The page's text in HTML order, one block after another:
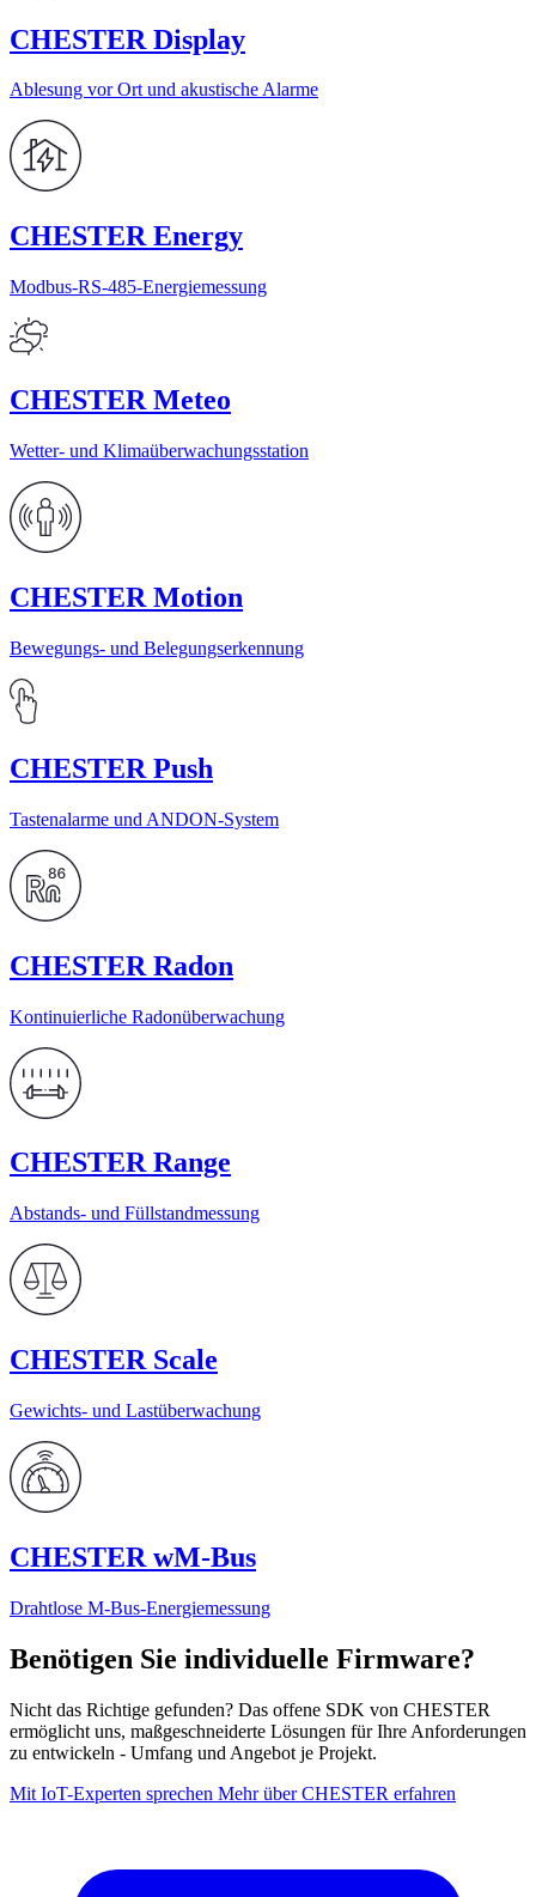
CHESTER Display
Ablesung vor Ort und akustische Alarme
CHESTER Energy
Modbus-RS-485-Energiemessung
CHESTER Meteo
Wetter- und Klimaüberwachungsstation
CHESTER Motion
Bewegungs- und Belegungserkennung
CHESTER Push
Tastenalarme und ANDON-System
CHESTER Radon
Kontinuierliche Radonüberwachung
CHESTER Range
Abstands- und Füllstandmessung
CHESTER Scale
Gewichts- und Lastüberwachung
CHESTER wM-Bus
Drahtlose M‑Bus-Energiemessung
Benötigen Sie individuelle Firmware?
Nicht das Richtige gefunden? Das offene SDK von CHESTER
ermöglicht uns, maßgeschneiderte Lösungen für Ihre Anforderungen
zu entwickeln - Umfang und Angebot je Projekt.
Mit IoT-Experten sprechen Mehr über CHESTER erfahren